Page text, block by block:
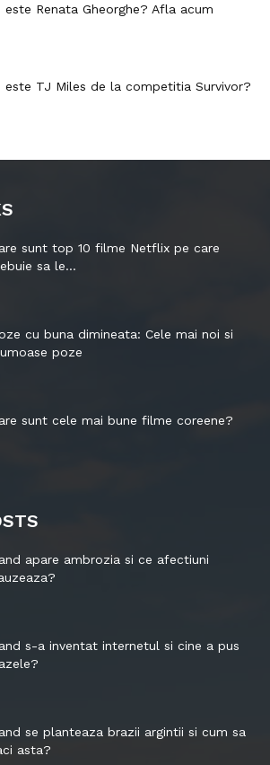
este Renata Gheorghe? Afla acum
este TJ Miles de la competitia Survivor?
sunt top 10 filme Netflix pe care
sa le...
cu buna dimineata: Cele mai noi si
poze
sunt cele mai bune filme coreene?
apare ambrozia si ce afectiuni
s-a inventat internetul si cine a pus
se planteaza brazii argintii si cum sa
asta?